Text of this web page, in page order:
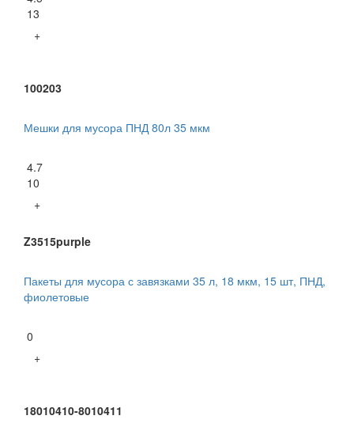
13
+
100203
Мешки для мусора ПНД 80л 35 мкм
4.7
10
+
Z3515purple
Пакеты для мусора с завязками 35 л, 18 мкм, 15 шт, ПНД,
фиолетовые
0
+
18010410-8010411